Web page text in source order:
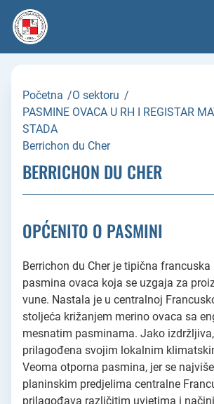
content
Početna /O sektoru /
PASMINE OVACA U RH I REGISTAR
STADA
Berrichon du Cher
BERRICHON DU CHER
OPĆENITO O PASMINI
Berrichon du Cher je tipična francuska
pasmina ovaca koja se uzgaja za
vune. Nastala je u centralnoj
stoljeća križanjem merino ovaca sa
mesnatim pasminama. Jako
prilagođena svojim lokalnim
Veoma otporna pasmina, jer se
planinskim predjelima centralne
prilagođava različitim uvjetima i